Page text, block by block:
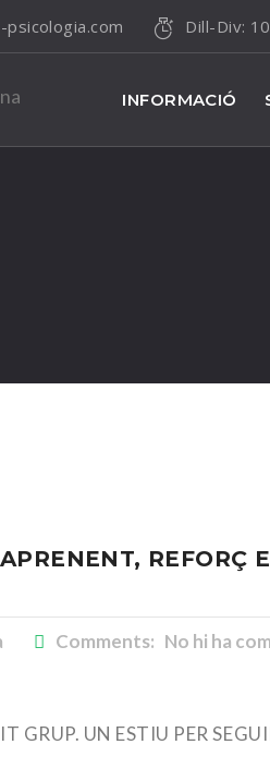
psicologia.com Dill-Div:
INFORMACIÓ
REFORÇ
Comments: No hi ha
GRUP. UN ESTIU PER